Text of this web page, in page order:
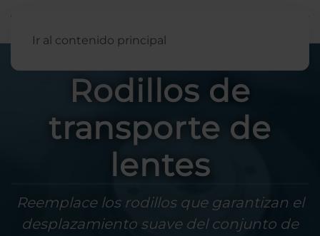
Ir al contenido principal
Rodillos de
transporte de
lentes
Reemplace los rodillos que garantizan el
desplazamiento suave del conjunto de